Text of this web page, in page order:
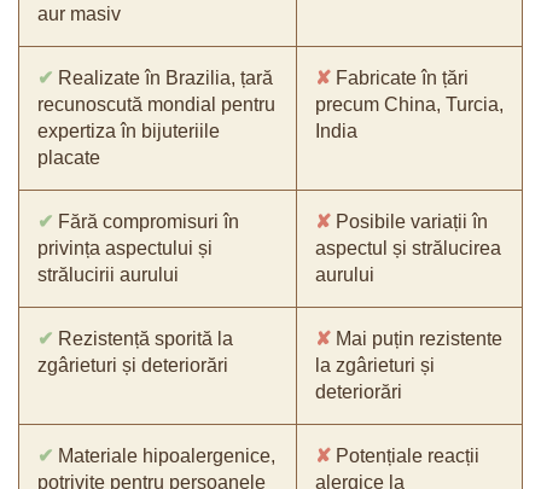
aur masiv
✔ Realizate în Brazilia, țară
recunoscută mondial pentru
expertiza în bijuteriile
placate
✘ Fabricate în țări
precum China, Turcia,
India
✔ Fără compromisuri în
privința aspectului și
strălucirii aurului
✘ Posibile variații în
aspectul și strălucirea
aurului
✔ Rezistență sporită la
zgârieturi și deteriorări
✘ Mai puțin rezistente
la zgârieturi și
deteriorări
✔ Materiale hipoalergenice,
potrivite pentru persoanele
✘ Potențiale reacții
alergice la